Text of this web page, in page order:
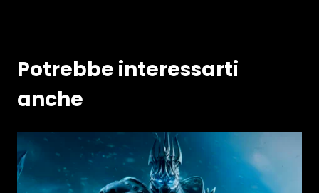
Potrebbe interessarti
anche